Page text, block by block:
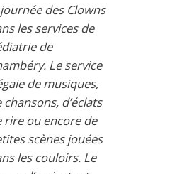
des Clowns
les services de
de
Le service
de musiques,
chansons, d’éclats
rire ou encore de
scènes jouées
les couloirs. Le